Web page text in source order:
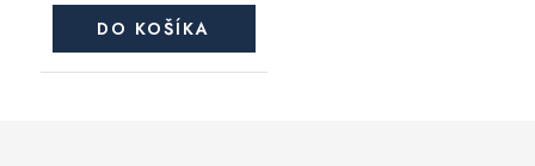
DO KOŠÍKA